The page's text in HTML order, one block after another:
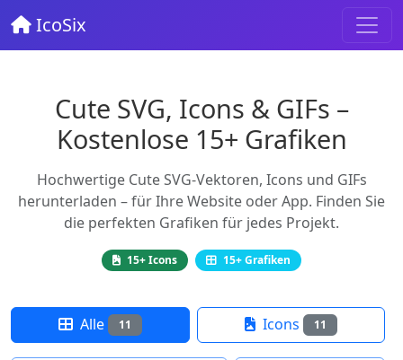
IcoSix
Cute SVG, Icons & GIFs –
Kostenlose 15+ Grafiken
Hochwertige Cute SVG-Vektoren, Icons und GIFs
herunterladen – für Ihre Website oder App. Finden Sie
die perfekten Grafiken für jedes Projekt.
15+ Icons 15+ Grafiken
Alle 11 Icons 11